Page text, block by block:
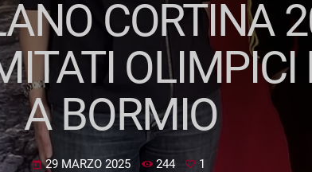
CORTINA
A BORMIO
today 29 MARZO 2025 244 1